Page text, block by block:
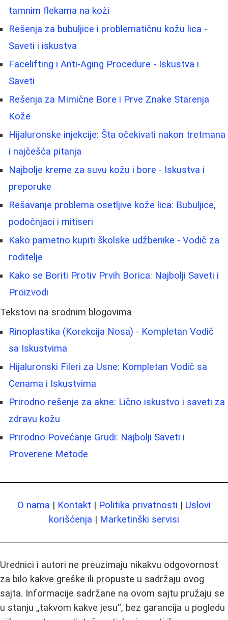
tamnim flekama na koži
Rešenja za bubuljice i problematičnu kožu lica -
Saveti i iskustva
Facelifting i Anti-Aging Procedure - Iskustva i
Saveti
Rešenja za Mimične Bore i Prve Znake Starenja
Kože
Hijaluronske injekcije: Šta očekivati nakon tretmana
i najčešća pitanja
Najbolje kreme za suvu kožu i bore - Iskustva i
preporuke
Rešavanje problema osetljive kože lica: Bubuljice,
podočnjaci i mitiseri
Kako pametno kupiti školske udžbenike - Vodič za
roditelje
Kako se Boriti Protiv Prvih Borica: Najbolji Saveti i
Proizvodi
Tekstovi na srodnim blogovima
Rinoplastika (Korekcija Nosa) - Kompletan Vodič
sa Iskustvima
Hijaluronski Fileri za Usne: Kompletan Vodič sa
Cenama i Iskustvima
Prirodno rešenje za akne: Lično iskustvo i saveti za
zdravu kožu
Prirodno Povećanje Grudi: Najbolji Saveti i
Proverene Metode
O nama | Kontakt | Politika privatnosti | Uslovi
korišćenja | Marketinški servisi
Urednici i autori ne preuzimaju nikakvu odgovornost
za bilo kakve greške ili propuste u sadržaju ovog
sajta. Informacije sadržane na ovom sajtu pružaju se
u stanju „takvom kakve jesu“, bez garancija u pogledu